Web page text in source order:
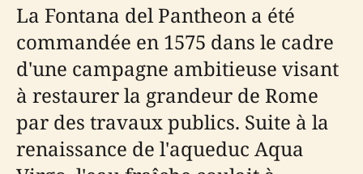
La Fontana del Pantheon a été
commandée en 1575 dans le cadre
d'une campagne ambitieuse visant
à restaurer la grandeur de Rome
par des travaux publics. Suite à la
renaissance de l'aqueduc Aqua